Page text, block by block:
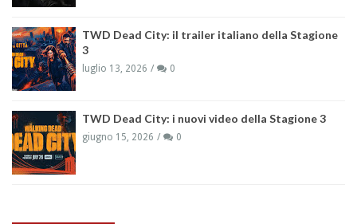
TWD Dead City: il trailer italiano della Stagione
3
luglio 13, 2026 0
TWD Dead City: i nuovi video della Stagione 3
giugno 15, 2026 0